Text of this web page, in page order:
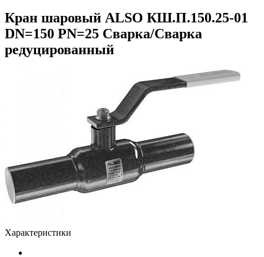
Кран шаровый ALSO КШ.П.150.25-01
DN=150 PN=25 Сварка/Сварка
редуцированный
Характеристики